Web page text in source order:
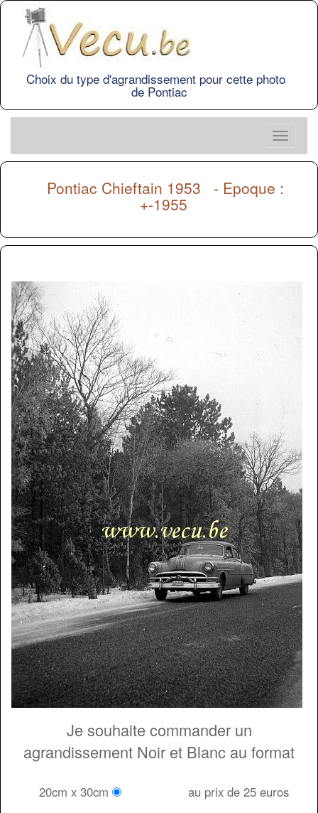
Choix du type d'agrandissement pour cette photo
de Pontiac
Pontiac Chieftain 1953 - Epoque :
+-1955
Je souhaite commander un
agrandissement Noir et Blanc au format
20cm x 30cm
au prix de 25 euros